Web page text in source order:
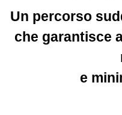
Un percorso
che garantisce
e